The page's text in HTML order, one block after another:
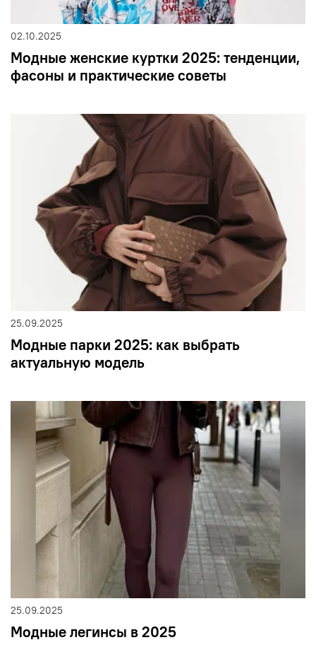
02.10.2025
Модные женские куртки 2025: тенденции,
фасоны и практические советы
25.09.2025
Модные парки 2025: как выбрать
актуальную модель
25.09.2025
Модные легинсы в 2025